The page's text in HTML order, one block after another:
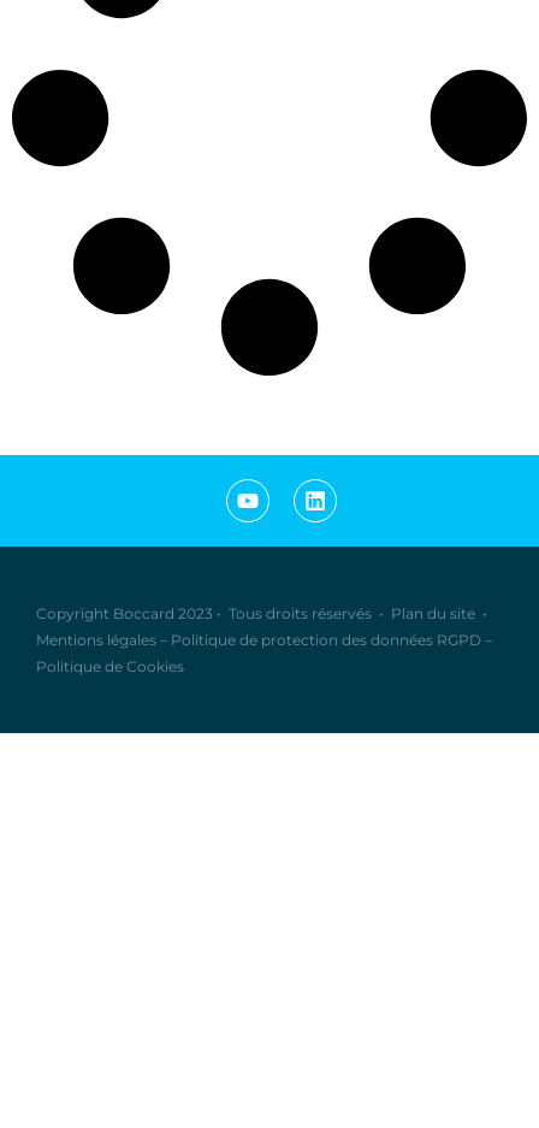
Copyright Boccard 2023 • Tous droits réservés • Plan du site •
Mentions légales – Politique de protection des données RGPD –
Politique de Cookies